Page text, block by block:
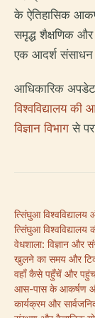
के ऐतिहासिक
समृद्ध शैक्षणिक
एक आदर्श संसाधन
आधिकारिक
विश्वविद्यालय
विज्ञान विभाग से
त्सिंघुआ
त्सिंघुआ विश्वविद्यालय
वेधशाला: विज्ञान और
खुलने का समय और
वहाँ कैसे पहुँचें और
आस-पास के आकर्षण
कार्यक्रम और